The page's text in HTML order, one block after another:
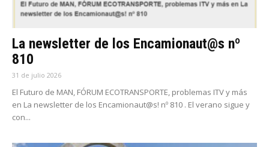
La newsletter de los Encamionaut@s nº
810
31 de julio 2026
El Futuro de MAN, FÓRUM ECOTRANSPORTE, problemas ITV y más
en La newsletter de los Encamionaut@s! nº 810 . El verano sigue y
con...